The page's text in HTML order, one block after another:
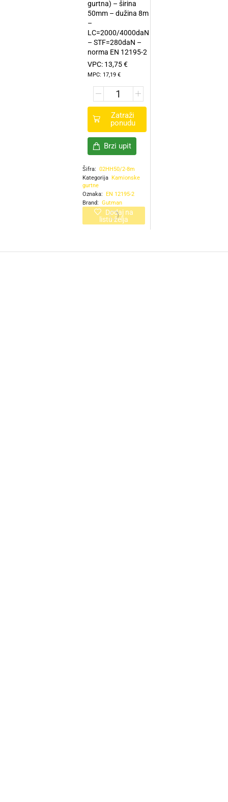
gurtna) – širina
50mm – dužina 8m
–
LC=2000/4000daN
– STF=280daN –
norma EN 12195-2
VPC: 13,75€
MPC: 17,19€
Zatraži
ponudu
Brzi upit
Šifra: 02HH50/2-8m
Kategorija Kamionske
gurtne
Oznaka: EN 12195-2
Brand: Gutman
Dodaj na
listu želja